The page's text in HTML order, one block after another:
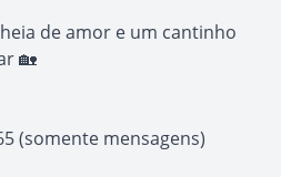
de amor e um cantinho
🏡
(somente mensagens)